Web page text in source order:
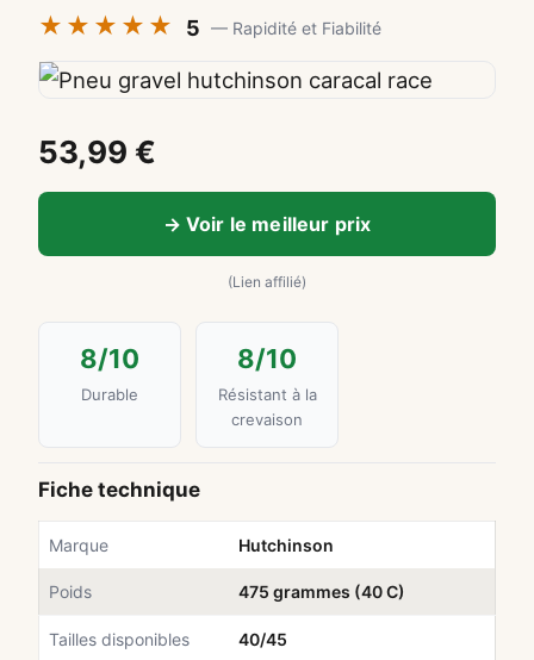
y
cl
is
m
partage
le
du
matos,
astuces
actus
route
gravel.
★★★★★
5 — Rapidité et Fiabilité
53,99 €
→ Voir le meilleur prix
(Lien affilié)
8/10
Durable
8/10
Résistant à la
crevaison
Fiche technique
Marque Hutchinson
Poids 475 grammes (40 C)
Tailles disponibles 40/45